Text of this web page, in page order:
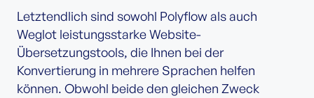
Letztendlich sind sowohl Polyflow als auch
Weglot leistungsstarke Website-
Übersetzungstools, die Ihnen bei der
Konvertierung in mehrere Sprachen helfen
können. Obwohl beide den gleichen Zweck